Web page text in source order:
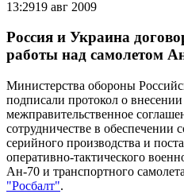
13:2919 авг 2009
Россия и Украина
работы над самолетом
Министерства обороны
подписали протокол о
межправительственное
сотрудничестве в обеспечении
серийного производства и
оперативно-тактического
Ан-70 и транспортного
"Росбалт".